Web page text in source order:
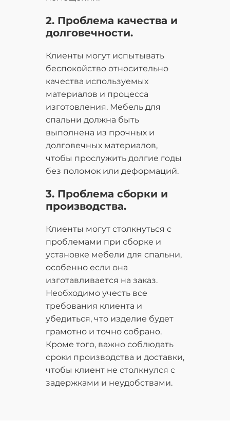
2. Проблема качества и
долговечности.
Клиенты могут испытывать
беспокойство относительно
качества используемых
материалов и процесса
изготовления. Мебель для
спальни должна быть
выполнена из прочных и
долговечных материалов,
чтобы прослужить долгие годы
без поломок или деформаций.
3. Проблема сборки и
производства.
Клиенты могут столкнуться с
проблемами при сборке и
установке мебели для спальни,
особенно если она
изготавливается на заказ.
Необходимо учесть все
требования клиента и
убедиться, что изделие будет
грамотно и точно собрано.
Кроме того, важно соблюдать
сроки производства и доставки,
чтобы клиент не столкнулся с
задержками и неудобствами.